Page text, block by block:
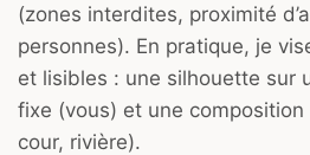
(zones interdites, proximité
personnes). En pratique, je
et lisibles : une silhouette sur
fixe (vous) et une
cour, rivière).